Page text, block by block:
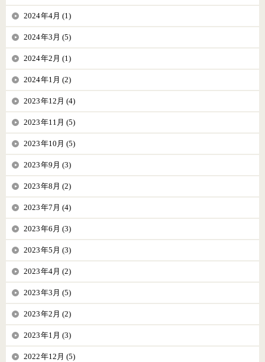
2024年4月 (1)
2024年3月 (5)
2024年2月 (1)
2024年1月 (2)
2023年12月 (4)
2023年11月 (5)
2023年10月 (5)
2023年9月 (3)
2023年8月 (2)
2023年7月 (4)
2023年6月 (3)
2023年5月 (3)
2023年4月 (2)
2023年3月 (5)
2023年2月 (2)
2023年1月 (3)
2022年12月 (5)